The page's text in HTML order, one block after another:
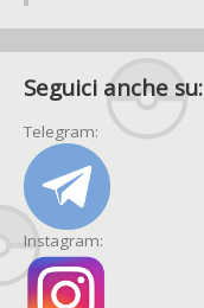
Seguici anche su:
Telegram:
Instagram: